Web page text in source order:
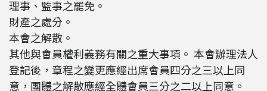
理事、監事之罷免。
財產之處分。
本會之解散。
其他與會員權利義務有關之重大事項。 本會辦理法人
登記後，章程之變更應經出席會員四分之三以上同
意，團體之解散應經全體會員三分之二以上同意。